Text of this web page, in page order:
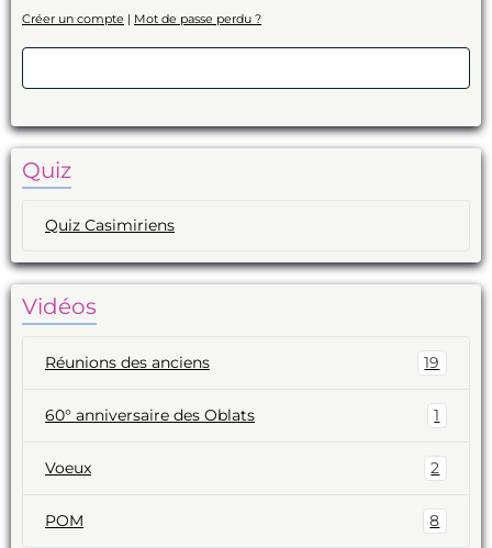
Créer un compte | Mot de passe perdu ?
Quiz
Quiz Casimiriens
Vidéos
Réunions des anciens 19
60° anniversaire des Oblats 1
Voeux 2
POM 8